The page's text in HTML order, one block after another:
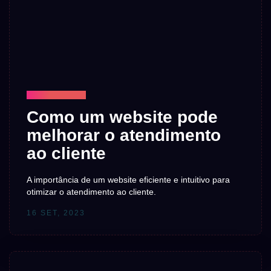
Como um website pode
melhorar o atendimento
ao cliente
A importância de um website eficiente e intuitivo para
otimizar o atendimento ao cliente.
16 SET, 2023